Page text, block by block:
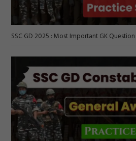
SSC GD 2025 : Most Important GK